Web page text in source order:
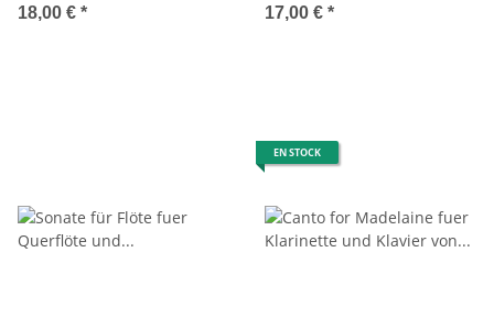
18,00 € * 17,00 € *
EN STOCK